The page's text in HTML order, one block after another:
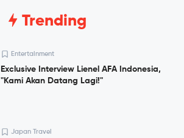
Trending
Entertainment
Exclusive Interview Lienel AFA Indonesia,
"Kami Akan Datang Lagi!"
Japan Travel